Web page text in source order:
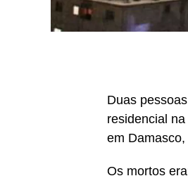
Duas
residencial
em
Os mortos